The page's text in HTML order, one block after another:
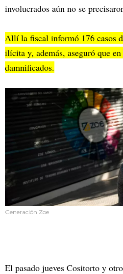
involucrados aún no se
Allí la fiscal informó 176 casos
ilícita y, además, aseguró que
damnificados.
Generación Zoe
El pasado jueves Cositorto y